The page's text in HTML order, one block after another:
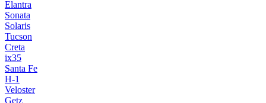
Elantra
Sonata
Solaris
Tucson
Creta
ix35
Santa Fe
H-1
Veloster
Getz